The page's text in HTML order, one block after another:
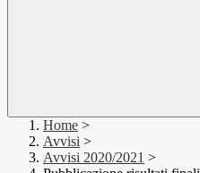
Home >
Avvisi >
Avvisi 2020/2021 >